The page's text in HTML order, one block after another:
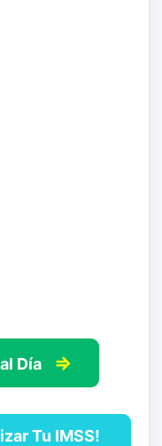
Día ⇒
Tu IMSS!